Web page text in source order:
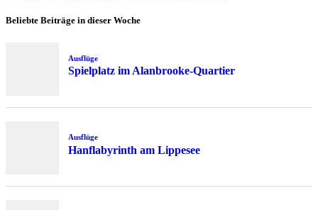
Beliebte Beiträge in dieser Woche
Ausflüge
Spielplatz im Alanbrooke-Quartier
Ausflüge
Hanflabyrinth am Lippesee